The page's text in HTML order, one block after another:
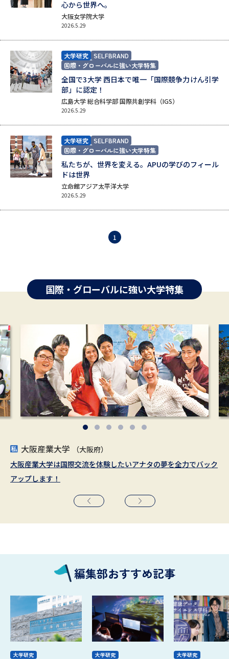
学問の教科書
ユーザーサポート
Ｑ＆Ａ よくあるご質問 大学進学IDについて
資料の料金の
お支払いについて
特定商取引表記
テレメール進学カタログ
訂正のご案内
心から世界へ。
大阪女学院大学
2026.5.29
大学研究 SELFBRAND
国際・グローバルに強い大学特集
全国で3大学 西日本で唯一「国際競争力けん引学
部」に認定！
広島大学 総合科学部 国際共創学科（IGS）
2026.5.29
大学研究 SELFBRAND
国際・グローバルに強い大学特集
私たちが、世界を変える。APUの学びのフィール
ドは世界
立命館アジア太平洋大学
2026.5.29
1
国際・グローバルに強い大学特集
大阪産業大学
（大阪府）
大阪産業大学は国際交流を体験したいアナタの夢を全力でバック
アップします！
明治学院大学
（東京都／神奈川県）
学内外の国際交流プログラムが豊富
立教大学（東京都／埼玉県）
新しいグローバルリーダーを育成！
フェリス女学院大学（神奈川県）
「なぜ？」を問い、「行動」で応えるグローバル教養
上智大学（東京都）
世界の叡智が集結する専門教育とグローバル教養教育
広島修道大学
（広島県）
国際平和文化都市広島から世界へ羽ばたく人材を育成
編集部おすすめ記事
大学研究
大学研究
大学研究